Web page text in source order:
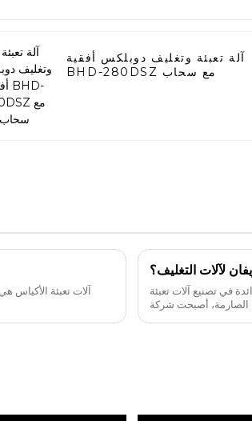
آلة تعبئة وتغليف دوبلكس أفقية
BHD-280DSZ مع سحاب
آلات تعبئة الأكياس
لآلات التغليف؟
في تصنيع آلات تعبئة
وتقنياتها الصارمة، أصبحت شركة